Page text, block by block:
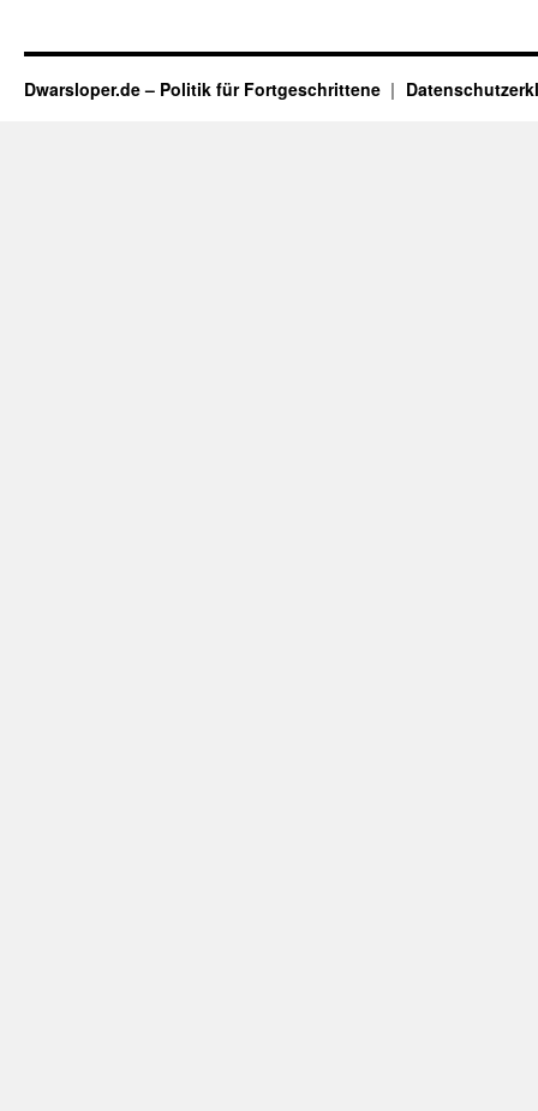
Dwarsloper.de – Politik für Fortgeschrittene